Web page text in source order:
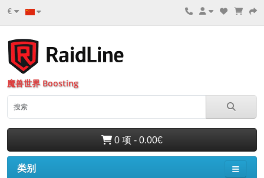
€
魔兽世界 Boosting
0 项 - 0.00€
类别